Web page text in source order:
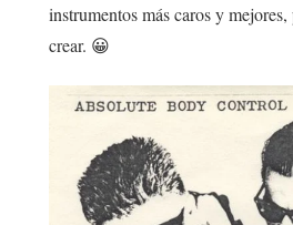
instrumentos más caros y
crear. 😀